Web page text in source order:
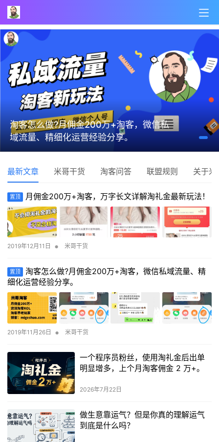
淘客怎么做?月佣金200万+淘客，微信私
域流量、精细化运营经验分享。
最新文章 米哥干货 淘客问答 联盟规则 关于米
置顶 月佣金200万+淘客，万字长文详解淘礼金最新玩法！
2019年12月11日 • 米哥干货
置顶
淘客怎么做?月佣金200万+淘客，微信私域流量、精
细化运营经验分享。
2019年11月26日 • 米哥干货
一个程序员粉丝，使用淘礼金后出单
明显增多，上个月淘客佣金 2 万+。
2026年7月22日
做生意靠运气？但是你真的理解运气
到底是什么吗？